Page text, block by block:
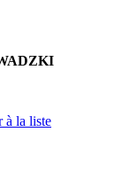
à la liste